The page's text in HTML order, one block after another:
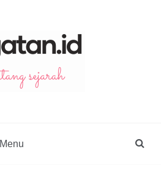
Menu